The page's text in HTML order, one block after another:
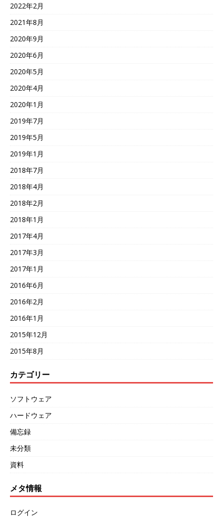
2022年2月
2021年8月
2020年9月
2020年6月
2020年5月
2020年4月
2020年1月
2019年7月
2019年5月
2019年1月
2018年7月
2018年4月
2018年2月
2018年1月
2017年4月
2017年3月
2017年1月
2016年6月
2016年2月
2016年1月
2015年12月
2015年8月
カテゴリー
ソフトウェア
ハードウェア
備忘録
未分類
資料
メタ情報
ログイン